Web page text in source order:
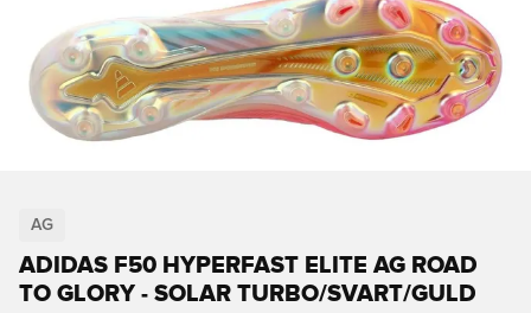
AG
ADIDAS F50 HYPERFAST ELITE AG ROAD
TO GLORY - SOLAR TURBO/SVART/GULD